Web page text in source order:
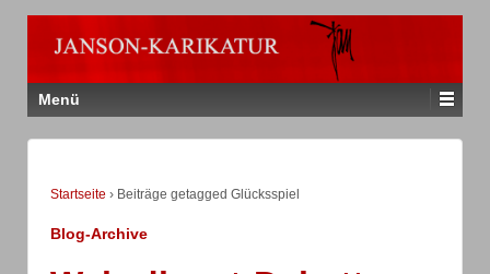
Menü
Startseite › Beiträge getagged Glücksspiel
Blog-Archive